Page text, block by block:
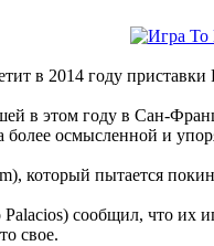
в 2014 году
в этом году в Сан-
осмысленной и
который пытается
сообщил, что их
свое.